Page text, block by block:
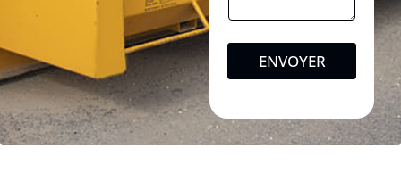
ENVOYER